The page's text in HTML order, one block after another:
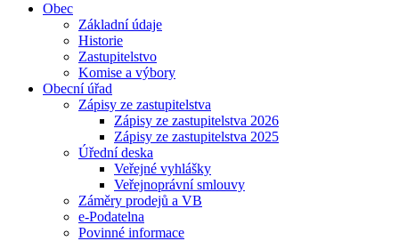
Obec
Základní údaje
Historie
Zastupitelstvo
Komise a výbory
Obecní úřad
Zápisy ze zastupitelstva
Zápisy ze zastupitelstva 2026
Zápisy ze zastupitelstva 2025
Úřední deska
Veřejné vyhlášky
Veřejnoprávní smlouvy
Záměry prodejů a VB
e-Podatelna
Povinné informace